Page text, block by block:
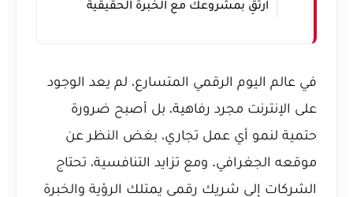
ارتقِ بمشروعك مع الخبرة الحقيقية
في عالم اليوم الرقمي المتسارع، لم يعد الوجود
على الإنترنت مجرد رفاهية، بل أصبح ضرورة
حتمية لنمو أي عمل تجاري، بغض النظر عن
موقعه الجغرافي. ومع تزايد التنافسية، تحتاج
الشركات إلى شريك رقمي يمتلك الرؤية والخبرة